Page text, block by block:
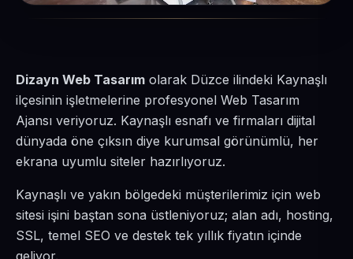
Dizayn Web Tasarım olarak Düzce ilindeki Kaynaşlı
ilçesinin işletmelerine profesyonel Web Tasarım
Ajansı veriyoruz. Kaynaşlı esnafı ve firmaları dijital
dünyada öne çıksın diye kurumsal görünümlü, her
ekrana uyumlu siteler hazırlıyoruz.
Kaynaşlı ve yakın bölgedeki müşterilerimiz için web
sitesi işini baştan sona üstleniyoruz; alan adı, hosting,
SSL, temel SEO ve destek tek yıllık fiyatın içinde
geliyor.